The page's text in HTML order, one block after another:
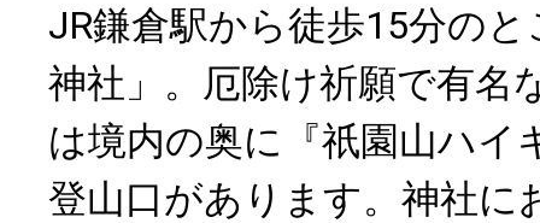
JR鎌倉駅から徒歩15分の
神社」。厄除け祈願で有名
は境内の奥に『祇園山ハイ
登山口があります。神社に